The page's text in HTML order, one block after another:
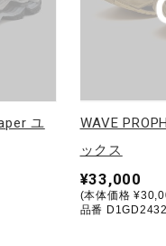
ユ
WAVE
ックス
¥33,000
(本体価格
品番 D1GD2432